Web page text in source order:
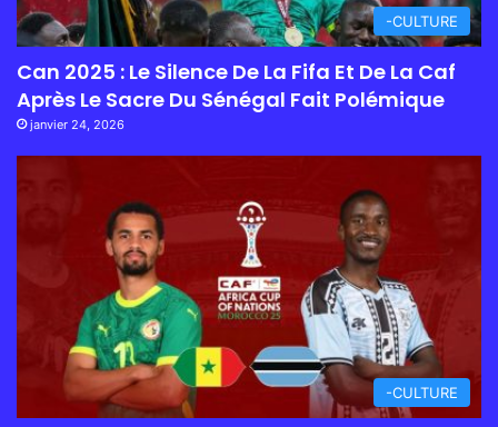
-CULTURE
Can 2025 : Le Silence De La Fifa Et De La Caf
Après Le Sacre Du Sénégal Fait Polémique
janvier 24, 2026
-CULTURE